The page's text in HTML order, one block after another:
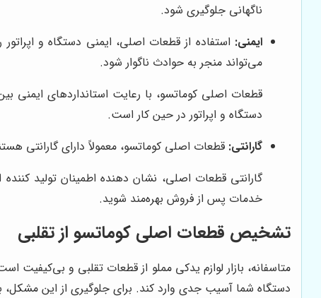
ناگهانی جلوگیری شود.
ایمنی: استفاده از قطعات اصلی، ایمنی دستگاه و
می‌تواند منجر به حوادث ناگوار شود.
قطعات اصلی کوماتسو، با رعایت استانداردهای ایمنی
دستگاه و اپراتور در حین کار است.
گارانتی: قطعات اصلی کوماتسو، معمولاً دارای گارانتی
گارانتی قطعات اصلی، نشان دهنده اطمینان تولید
خدمات پس از فروش بهره‌مند شوید.
تشخیص قطعات اصلی کوماتسو از تقلبی
متاسفانه، بازار لوازم یدکی مملو از قطعات تقلبی و
دستگاه شما آسیب جدی وارد کند. برای جلوگیری از این